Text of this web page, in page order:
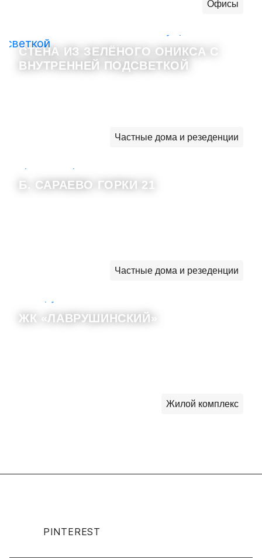
Офисы
СТЕНА ИЗ ЗЕЛЁНОГО ОНИКСА С
ВНУТРЕННЕЙ ПОДСВЕТКОЙ
Частные дома и резеденции
Б. САРАЕВО ГОРКИ 21
Частные дома и резеденции
ЖК «ЛАВРУШИНСКИЙ»
Жилой комплекс
PINTEREST